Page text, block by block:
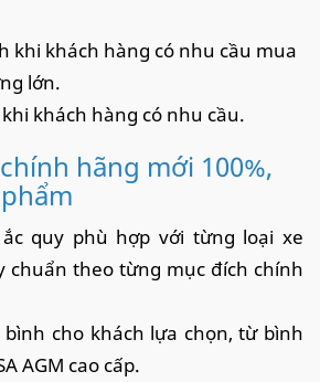
khi khách hàng có nhu cầu mua
lớn.
khách hàng có nhu cầu.
hãng mới 100%,
quy phù hợp với từng loại xe
chuẩn theo từng mục đích chính
cho khách lựa chọn, từ bình
AGM cao cấp.